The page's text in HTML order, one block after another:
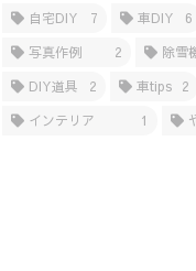
自宅DIY 7 車DIY 6
写真作例
2 除雪
DIY道具
2 車tips 2
インテリア
1